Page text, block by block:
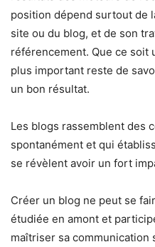
position dépend surtout de
site ou du blog, et de son
référencement. Que ce soit
plus important reste de
un bon résultat.
Les blogs rassemblent des
spontanément et qui
se révèlent avoir un fort
Créer un blog ne peut se
étudiée en amont et
maîtriser sa communication